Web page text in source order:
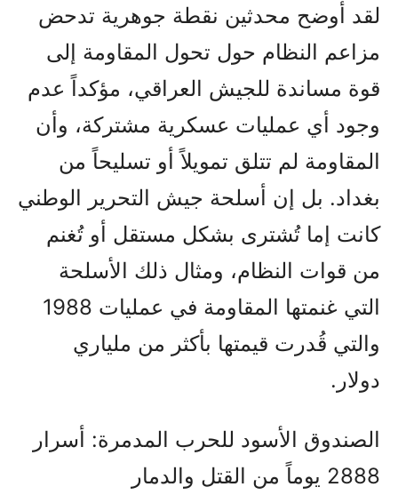
لقد أوضح محدثين نقطة جوهرية تدحض
مزاعم النظام حول تحول المقاومة إلى
قوة مساندة للجيش العراقي، مؤكداً عدم
وجود أي عمليات عسكرية مشتركة، وأن
المقاومة لم تتلق تمويلاً أو تسليحاً من
بغداد. بل إن أسلحة جيش التحرير الوطني
كانت إما تُشترى بشكل مستقل أو تُغنم
من قوات النظام، ومثال ذلك الأسلحة
التي غنمتها المقاومة في عمليات 1988
والتي قُدرت قيمتها بأكثر من ملياري
دولار.
الصندوق الأسود للحرب المدمرة: أسرار
2888 يوماً من القتل والدمار